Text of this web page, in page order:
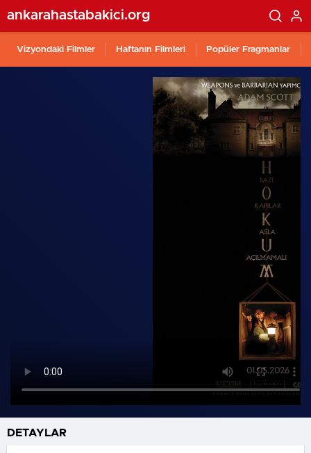
ankarahastabakici.org
Vizyondaki Filmler Haftanın Filmleri Popüler Fragmanlar
DETAYLAR